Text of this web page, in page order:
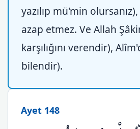
yazılıp mü'min
azap etmez. Ve Allah
karşılığını verendir),
bilendir).
Ayet 148